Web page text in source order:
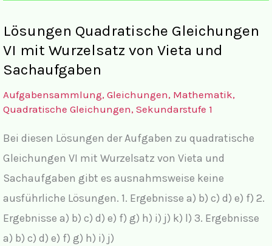
Wurzelsatz
und
Lösungen Quadratische Gleichungen
VI mit Wurzelsatz von Vieta und
Sachaufgaben
Aufgabensammlung, Gleichungen, Mathematik,
Quadratische Gleichungen, Sekundarstufe 1
Bei diesen Lösungen der Aufgaben zu quadratische
Gleichungen VI mit Wurzelsatz von Vieta und
Sachaufgaben gibt es ausnahmsweise keine
ausführliche Lösungen. 1. Ergebnisse a) b) c) d) e) f) 2.
Ergebnisse a) b) c) d) e) f) g) h) i) j) k) l) 3. Ergebnisse
a) b) c) d) e) f) g) h) i) j)